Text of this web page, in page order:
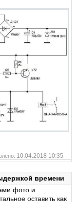
10.04.2018 10:35
времени
фото и
оставить как